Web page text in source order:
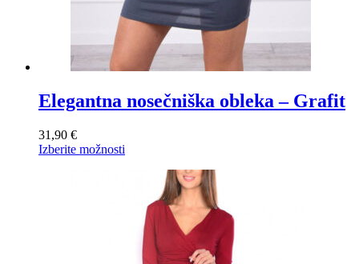
Elegantna nosečniška obleka – Grafit
31,90 €
Izberite možnosti
različic.
Možnosti
lahko
izberete